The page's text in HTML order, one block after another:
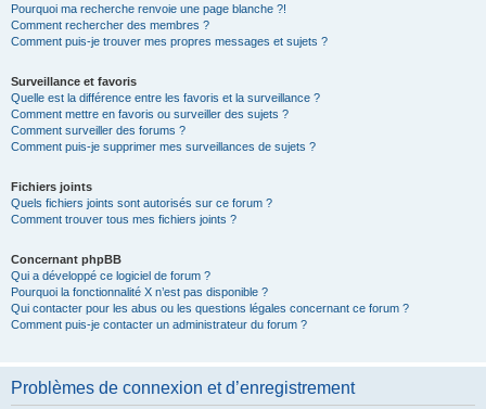
Pourquoi ma recherche renvoie une page blanche ?!
Comment rechercher des membres ?
Comment puis-je trouver mes propres messages et sujets ?
Surveillance et favoris
Quelle est la différence entre les favoris et la surveillance ?
Comment mettre en favoris ou surveiller des sujets ?
Comment surveiller des forums ?
Comment puis-je supprimer mes surveillances de sujets ?
Fichiers joints
Quels fichiers joints sont autorisés sur ce forum ?
Comment trouver tous mes fichiers joints ?
Concernant phpBB
Qui a développé ce logiciel de forum ?
Pourquoi la fonctionnalité X n’est pas disponible ?
Qui contacter pour les abus ou les questions légales concernant ce forum ?
Comment puis-je contacter un administrateur du forum ?
Problèmes de connexion et d’enregistrement